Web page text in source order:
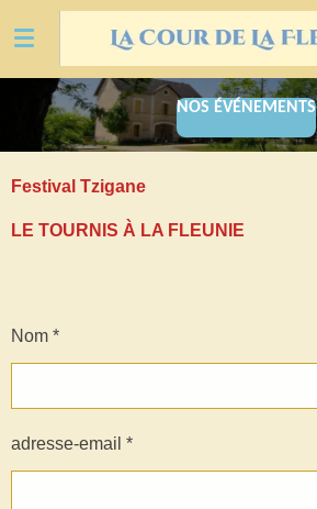
direct
naar
hoofdinhoud
NOS ÉVÉNEMENTS
Festival Tzigane
LE TOURNIS À LA FLEUNIE
Nom *
adresse-email *